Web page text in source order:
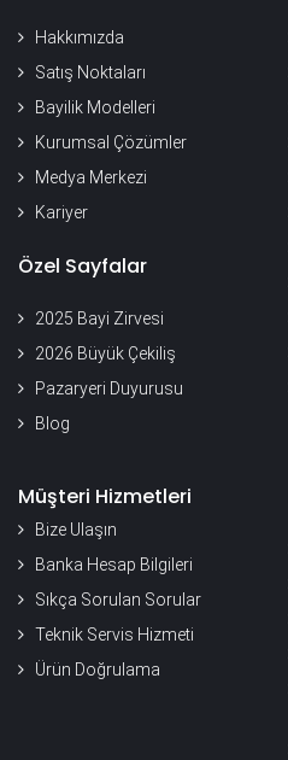
Hakkımızda
Satış Noktaları
Bayilik Modelleri
Kurumsal Çözümler
Medya Merkezi
Kariyer
Özel Sayfalar
2025 Bayi Zirvesi
2026 Büyük Çekiliş
Pazaryeri Duyurusu
Blog
Müşteri Hizmetleri
Bize Ulaşın
Banka Hesap Bilgileri
Sıkça Sorulan Sorular
Teknik Servis Hizmeti
Ürün Doğrulama